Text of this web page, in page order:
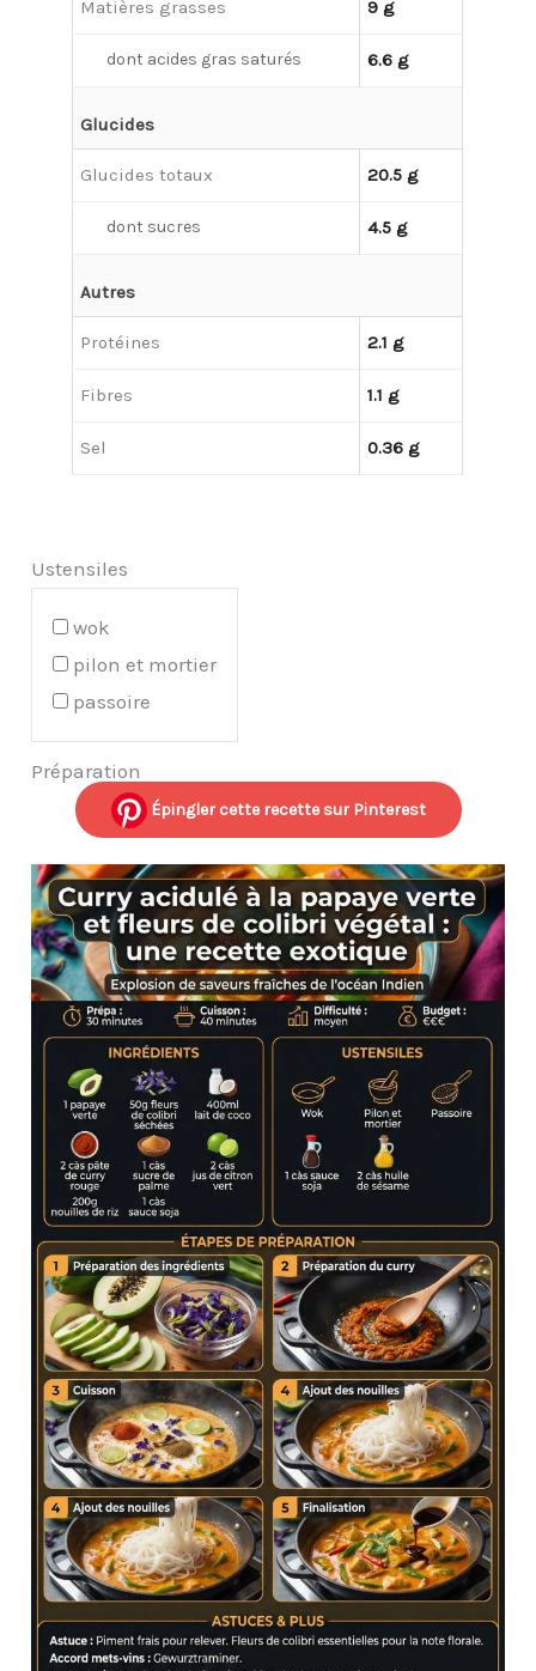
Matières grasses 9 g
dont acides gras saturés 6.6 g
Glucides
Glucides totaux 20.5 g
dont sucres 4.5 g
Autres
Protéines 2.1 g
Fibres 1.1 g
Sel 0.36 g
Ustensiles
wok
pilon et mortier
passoire
Préparation
Épingler cette recette sur Pinterest